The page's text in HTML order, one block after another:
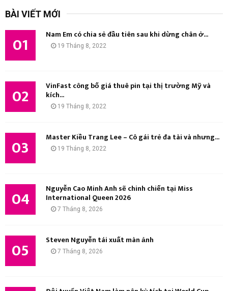
iBÀI VIẾT MỚI
01 Nam Em có chia sẻ đầu tiên sau khi dừng chân ở...
19 Tháng 8, 2022
02 VinFast công bố giá thuê pin tại thị trường Mỹ và
kích...
19 Tháng 8, 2022
03 Master Kiều Trang Lee – Cô gái trẻ đa tài và nhưng...
19 Tháng 8, 2022
04 Nguyễn Cao Minh Anh sẽ chinh chiến tại Miss
International Queen 2026
7 Tháng 8, 2026
05 Steven Nguyễn tái xuất màn ảnh
7 Tháng 8, 2026